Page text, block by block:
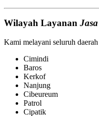
Wilayah Layanan
Kami melayani seluruh
Cimindi
Baros
Kerkof
Nanjung
Cibeureum
Patrol
Cipatik